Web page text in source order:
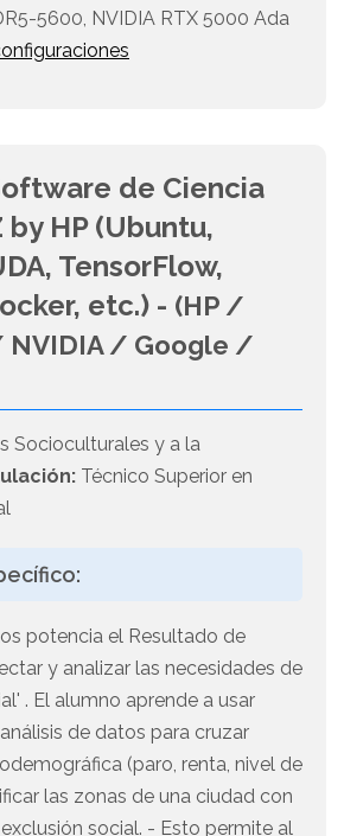
5600, NVIDIA RTX 5000 Ada
de Ciencia
HP (Ubuntu,
TensorFlow,
etc.) - (HP /
NVIDIA / Google /
Socioculturales y a la
Técnico Superior en
potencia el Resultado de
y analizar las necesidades de
. El alumno aprende a usar
de datos para cruzar
(paro, renta, nivel de
las zonas de una ciudad con
social. - Esto permite al